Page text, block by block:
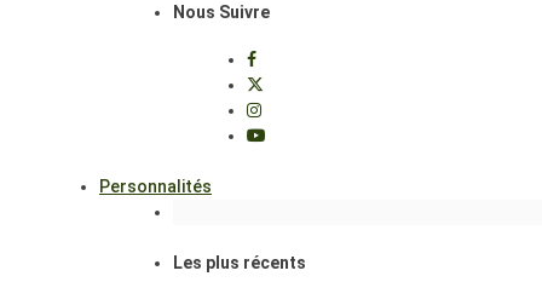
Nous Suivre
Personnalités
Les plus récents